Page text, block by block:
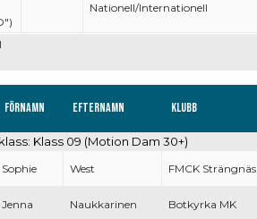
Nationell/Internationell
Förnamn Efternamn Klubb
Klass 09 (Motion Dam 30+)
Sophie West FMCK Strängnäs
Jenna Naukkarinen Botkyrka MK